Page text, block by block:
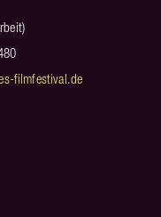
filmfestival.de